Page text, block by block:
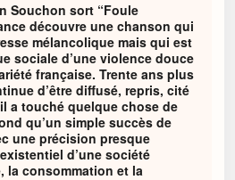
Souchon sort “Foule
découvre une chanson qui
mélancolique mais qui est
sociale d’une violence douce
française. Trente ans plus
d’être diffusé, repris, cité
a touché quelque chose de
qu’un simple succès de
une précision presque
d’une société
la consommation et la